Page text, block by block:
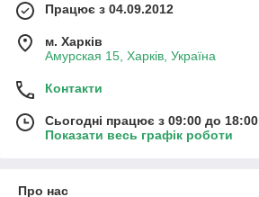
Працює з 04.09.2012
м. Харків
Амурская 15, Харків, Україна
Контакти
Сьогодні працює з 09:00 до 18:00
Показати весь графік роботи
Про нас